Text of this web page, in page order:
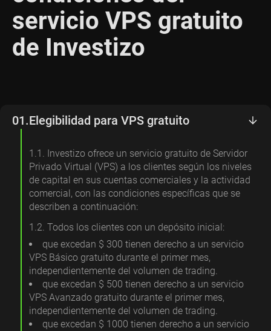
servicio VPS gratuito
de Investizo
01.Elegibilidad para VPS gratuito
1.1. Investizo ofrece un servicio gratuito de Servidor
Privado Virtual (VPS) a los clientes según los niveles
de capital en sus cuentas comerciales y la actividad
comercial, con las condiciones específicas que se
describen a continuación:
1.2. Todos los clientes con un depósito inicial:
que excedan $ 300 tienen derecho a un servicio
VPS Básico gratuito durante el primer mes,
independientemente del volumen de trading.
que excedan $ 500 tienen derecho a un servicio
VPS Avanzado gratuito durante el primer mes,
independientemente del volumen de trading.
que excedan $ 1000 tienen derecho a un servicio